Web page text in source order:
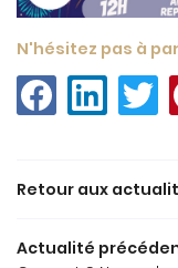
Accueil
carte
– tabac
N'hésitez pas à
Retour aux
Actualité